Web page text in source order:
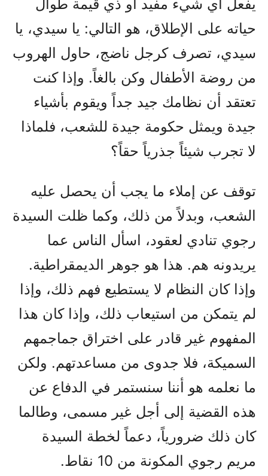
يفعل أي شيء مفيد أو ذي قيمة طوال
حياته على الإطلاق، هو التالي: يا سيدي، يا
سيدي، تصرف كرجل ناضج، حاول الهروب
من روضة الأطفال وكن بالغاً. وإذا كنت
تعتقد أن نظامك جيد جداً ويقوم بأشياء
جيدة ويمثل حكومة جيدة للشعب، فلماذا
لا تجرب شيئاً جذرياً حقاً؟
توقف عن إملاء ما يجب أن يحصل عليه
الشعب، وبدلاً من ذلك، وكما ظلت السيدة
رجوي تنادي لعقود، اسأل الناس عما
يريدونه هم. هذا هو جوهر الديمقراطية.
وإذا كان النظام لا يستطيع فهم ذلك، وإذا
لم يتمكن من استيعاب ذلك، وإذا كان هذا
المفهوم غير قادر على اختراق جماجمهم
السميكة، فلا جدوى من مساعدتهم. ولكن
ما نعلمه هو أننا سنستمر في الدفاع عن
هذه القضية إلى أجل غير مسمى، وطالما
كان ذلك ضرورياً، دعماً لخطة السيدة
مريم رجوي المكونة من 10 نقاط.